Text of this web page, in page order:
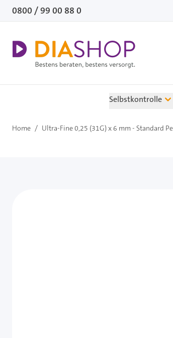
Direkt zum Inhalt
0800 / 99 00 88 0
Selbstkontrolle
Home / Ultra-Fine 0,25 (31G) x 6 mm - Standard